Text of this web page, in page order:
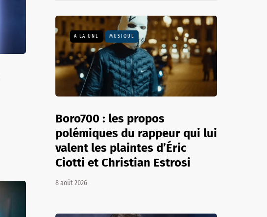
A LA UNE MUSIQUE
Boro700 : les propos
polémiques du rappeur qui lui
valent les plaintes d’Éric
Ciotti et Christian Estrosi
8 août 2026